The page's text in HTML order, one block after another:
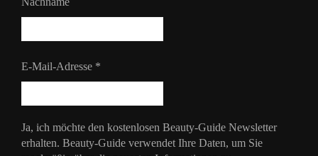
E-Mail-Adresse *
Ja, ich möchte den kostenlosen Beauty-Guide Newsletter
erhalten. Beauty-Guide verwendet Ihre Daten, um Sie